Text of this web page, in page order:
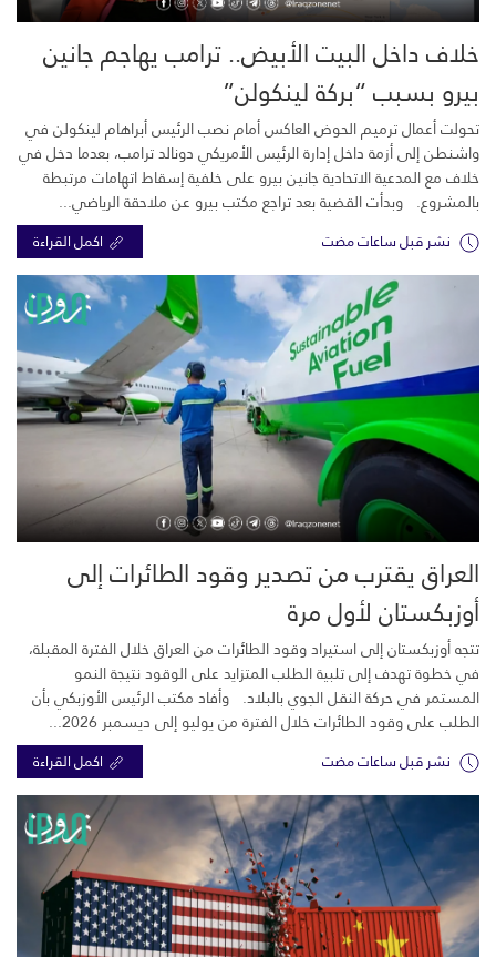
خلاف داخل البيت الأبيض.. ترامب يهاجم جانين
بيرو بسبب “بركة لينكولن”
تحولت أعمال ترميم الحوض العاكس أمام نصب الرئيس أبراهام لينكولن في
واشنطن إلى أزمة داخل إدارة الرئيس الأمريكي دونالد ترامب، بعدما دخل في
خلاف مع المدعية الاتحادية جانين بيرو على خلفية إسقاط اتهامات مرتبطة
بالمشروع. وبدأت القضية بعد تراجع مكتب بيرو عن ملاحقة الرياضي...
نشر قبل ساعات مضت اكمل القراءة
العراق يقترب من تصدير وقود الطائرات إلى
أوزبكستان لأول مرة
تتجه أوزبكستان إلى استيراد وقود الطائرات من العراق خلال الفترة المقبلة،
في خطوة تهدف إلى تلبية الطلب المتزايد على الوقود نتيجة النمو
المستمر في حركة النقل الجوي بالبلاد. وأفاد مكتب الرئيس الأوزبكي بأن
الطلب على وقود الطائرات خلال الفترة من يوليو إلى ديسمبر 2026...
نشر قبل ساعات مضت اكمل القراءة